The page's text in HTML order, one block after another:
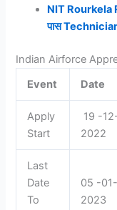
NIT Rourkela
पास Technician
Indian Airforce
Event
Date
Apply
Start
19 -
2022
Last
Date
To
05 -01-
2023